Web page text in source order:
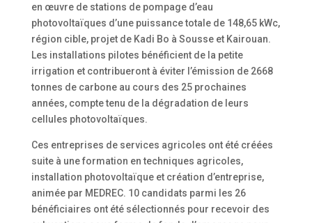
en œuvre de stations de pompage d’eau
photovoltaïques d’une puissance totale de 148,65 kWc,
région cible, projet de Kadi Bo à Sousse et Kairouan.
Les installations pilotes bénéficient de la petite
irrigation et contribueront à éviter l’émission de 2668
tonnes de carbone au cours des 25 prochaines
années, compte tenu de la dégradation de leurs
cellules photovoltaïques.
Ces entreprises de services agricoles ont été créées
suite à une formation en techniques agricoles,
installation photovoltaïque et création d’entreprise,
animée par MEDREC. 10 candidats parmi les 26
bénéficiaires ont été sélectionnés pour recevoir des